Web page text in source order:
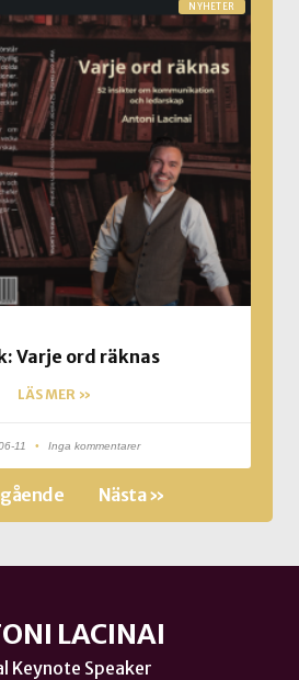
NYHETER
Varje ord räknas
LÄS MER »
11 Inga kommentarer
Nästa »
LACINAI
Keynote Speaker